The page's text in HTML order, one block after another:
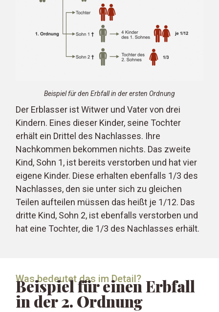
Beispiel für den Erbfall in der ersten Ordnung
Der Erblasser ist Witwer und Vater von drei
Kindern. Eines dieser Kinder, seine Tochter
erhält ein Drittel des Nachlasses. Ihre
Nachkommen bekommen nichts. Das zweite
Kind, Sohn 1, ist bereits verstorben und hat vier
eigene Kinder. Diese erhalten ebenfalls 1/3 des
Nachlasses, den sie unter sich zu gleichen
Teilen aufteilen müssen das heißt je 1/12. Das
dritte Kind, Sohn 2, ist ebenfalls verstorben und
hat eine Tochter, die 1/3 des Nachlasses erhält.
Was bedeutet das im Detail?
Beispiel für einen Erbfall
in der 2. Ordnung